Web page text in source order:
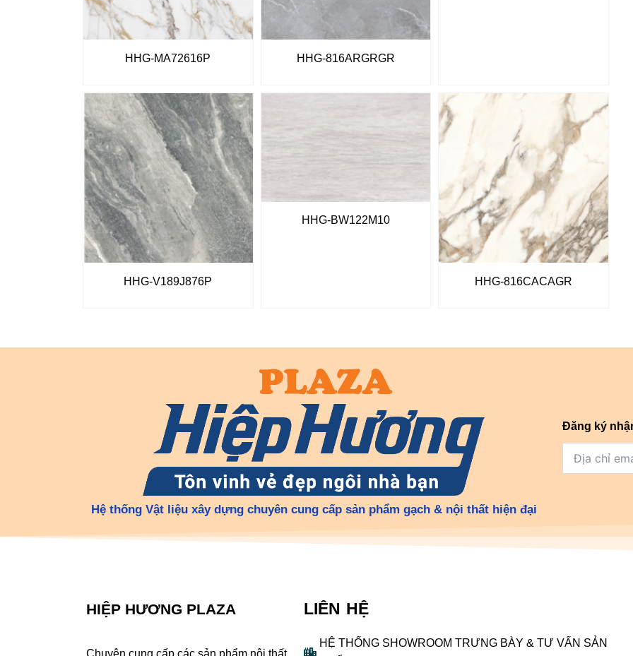
HHG-MA72616P HHG-816ARGRGR
HHG-V189J876P
HHG-BW122M10
HHG-816CACAGR
Ngãi
Hệ thống Vật liệu xây dựng chuyên cung cấp sản phẩm gạch & nội thất hiện đại
Đăng ký
HIỆP HƯƠNG PLAZA
Chuyên cung cấp các sản phẩm nội thất
LIÊN HỆ
HỆ THỐNG SHOWROOM TRƯNG BÀY & TƯ VẤN SẢN